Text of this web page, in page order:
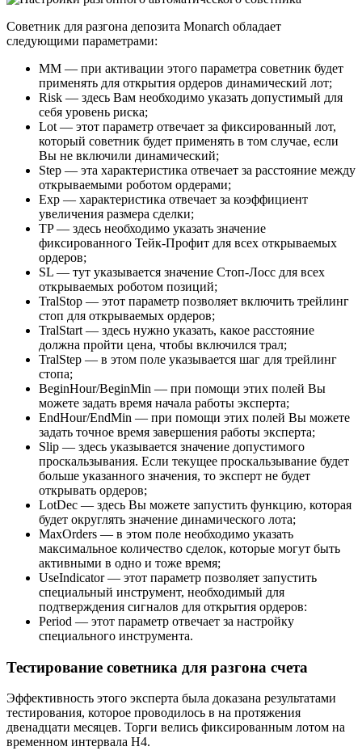
Советник для разгона депозита Monarch обладает
следующими параметрами:
MM — при активации этого параметра советник будет
применять для открытия ордеров динамический лот;
Risk — здесь Вам необходимо указать допустимый для
себя уровень риска;
Lot — этот параметр отвечает за фиксированный лот,
который советник будет применять в том случае, если
Вы не включили динамический;
Step — эта характеристика отвечает за расстояние между
открываемыми роботом ордерами;
Exp — характеристика отвечает за коэффициент
увеличения размера сделки;
TP — здесь необходимо указать значение
фиксированного Тейк-Профит для всех открываемых
ордеров;
SL — тут указывается значение Стоп-Лосс для всех
открываемых роботом позиций;
TralStop — этот параметр позволяет включить трейлинг
стоп для открываемых ордеров;
TralStart — здесь нужно указать, какое расстояние
должна пройти цена, чтобы включился трал;
TralStep — в этом поле указывается шаг для трейлинг
стопа;
BeginHour/BeginMin — при помощи этих полей Вы
можете задать время начала работы эксперта;
EndHour/EndMin — при помощи этих полей Вы можете
задать точное время завершения работы эксперта;
Slip — здесь указывается значение допустимого
проскальзывания. Если текущее проскальзывание будет
больше указанного значения, то эксперт не будет
открывать ордеров;
LotDec — здесь Вы можете запустить функцию, которая
будет округлять значение динамического лота;
MaxOrders — в этом поле необходимо указать
максимальное количество сделок, которые могут быть
активными в одно и тоже время;
UseIndicator — этот параметр позволяет запустить
специальный инструмент, необходимый для
подтверждения сигналов для открытия ордеров:
Period — этот параметр отвечает за настройку
специального инструмента.
Тестирование советника для разгона счета
Эффективность этого эксперта была доказана результатами
тестирования, которое проводилось в на протяжения
двенадцати месяцев. Торги велись фиксированным лотом на
временном интервала Н4.